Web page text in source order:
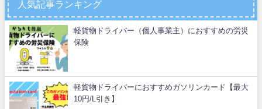
人気記事ランキング
軽貨物ドライバー（個人事業主）におすすめの労災
保険
軽貨物ドライバーにおすすめガソリンカード【最大
10円/L引き】